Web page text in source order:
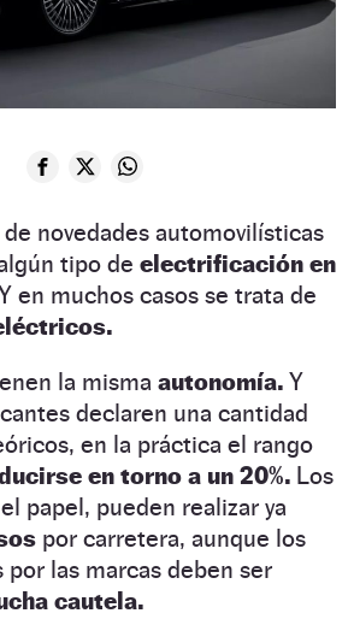
novedades automovilísticas
tipo de electrificación en
en muchos casos se trata de
la misma autonomía. Y
declaren una cantidad
en la práctica el rango
en torno a un 20%. Los
papel, pueden realizar ya
por carretera, aunque los
las marcas deben ser
cautela.